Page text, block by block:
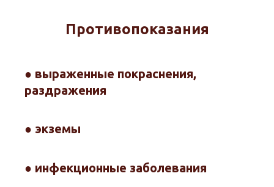
Противопоказания
● выраженные покраснения,
раздражения
● экземы
● инфекционные заболевания